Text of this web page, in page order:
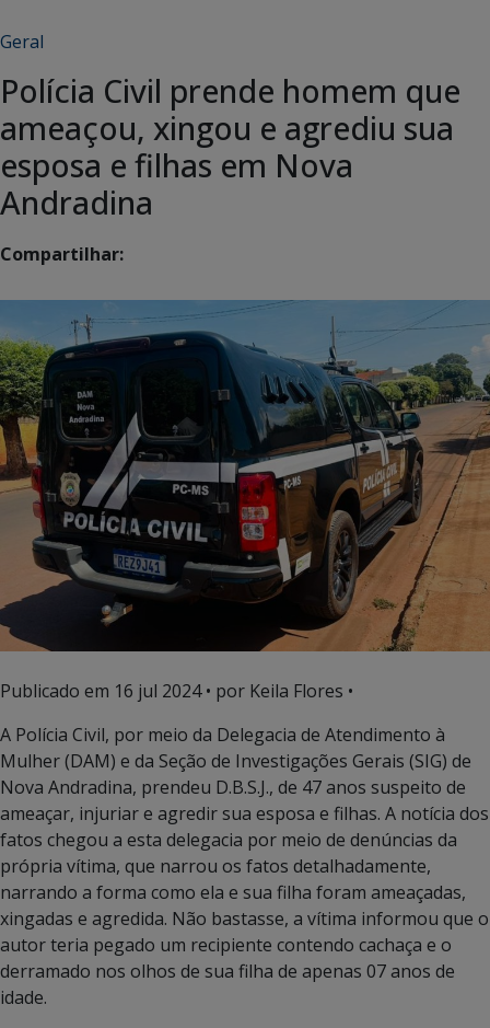
Geral
Polícia Civil prende homem que
ameaçou, xingou e agrediu sua
esposa e filhas em Nova
Andradina
Compartilhar:
Publicado em 16 jul 2024• por Keila Flores •
A Polícia Civil, por meio da Delegacia de Atendimento à
Mulher (DAM) e da Seção de Investigações Gerais (SIG) de
Nova Andradina, prendeu D.B.S.J., de 47 anos suspeito de
ameaçar, injuriar e agredir sua esposa e filhas. A notícia dos
fatos chegou a esta delegacia por meio de denúncias da
própria vítima, que narrou os fatos detalhadamente,
narrando a forma como ela e sua filha foram ameaçadas,
xingadas e agredida. Não bastasse, a vítima informou que o
autor teria pegado um recipiente contendo cachaça e o
derramado nos olhos de sua filha de apenas 07 anos de
idade.